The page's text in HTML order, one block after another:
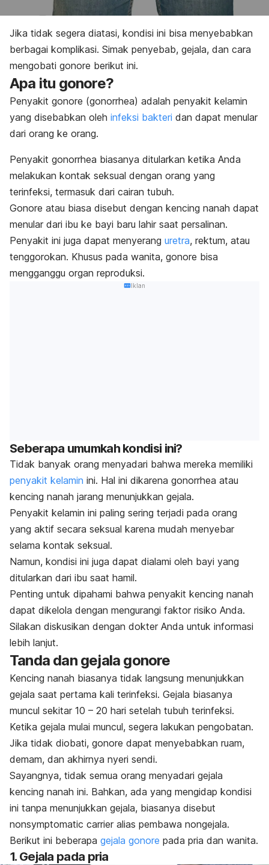
Jika tidak segera diatasi, kondisi ini bisa menyebabkan
berbagai komplikasi. Simak penyebab, gejala, dan cara
mengobati gonore berikut ini.
Apa itu gonore?
Penyakit gonore (gonorrhea) adalah penyakit kelamin
yang disebabkan oleh infeksi bakteri dan dapat menular
dari orang ke orang.
Penyakit gonorrhea biasanya ditularkan ketika Anda
melakukan kontak seksual dengan orang yang
terinfeksi, termasuk dari cairan tubuh.
Gonore atau biasa disebut dengan kencing nanah dapat
menular dari ibu ke bayi baru lahir saat persalinan.
Penyakit ini juga dapat menyerang uretra, rektum, atau
tenggorokan. Khusus pada wanita, gonore bisa
mengganggu organ reproduksi.
Iklan
Seberapa umumkah kondisi ini?
Tidak banyak orang menyadari bahwa mereka memiliki
penyakit kelamin ini. Hal ini dikarena gonorrhea atau
kencing nanah jarang menunjukkan gejala.
Penyakit kelamin ini paling sering terjadi pada orang
yang aktif secara seksual karena mudah menyebar
selama kontak seksual.
Namun, kondisi ini juga dapat dialami oleh bayi yang
ditularkan dari ibu saat hamil.
Penting untuk dipahami bahwa penyakit kencing nanah
dapat dikelola dengan mengurangi faktor risiko Anda.
Silakan diskusikan dengan dokter Anda untuk informasi
lebih lanjut.
Tanda dan gejala gonore
Kencing nanah biasanya tidak langsung menunjukkan
gejala saat pertama kali terinfeksi. Gejala biasanya
muncul sekitar 10 – 20 hari setelah tubuh terinfeksi.
Ketika gejala mulai muncul, segera lakukan pengobatan.
Jika tidak diobati, gonore dapat menyebabkan ruam,
demam, dan akhirnya nyeri sendi.
Sayangnya, tidak semua orang menyadari gejala
kencing nanah ini. Bahkan, ada yang mengidap kondisi
ini tanpa menunjukkan gejala, biasanya disebut
nonsymptomatic carrier alias pembawa nongejala.
Berikut ini beberapa gejala gonore pada pria dan wanita.
1. Gejala pada pria